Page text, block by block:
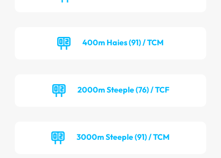
400m Haies (91) / TCM
2000m Steeple (76) / TCF
3000m Steeple (91) / TCM